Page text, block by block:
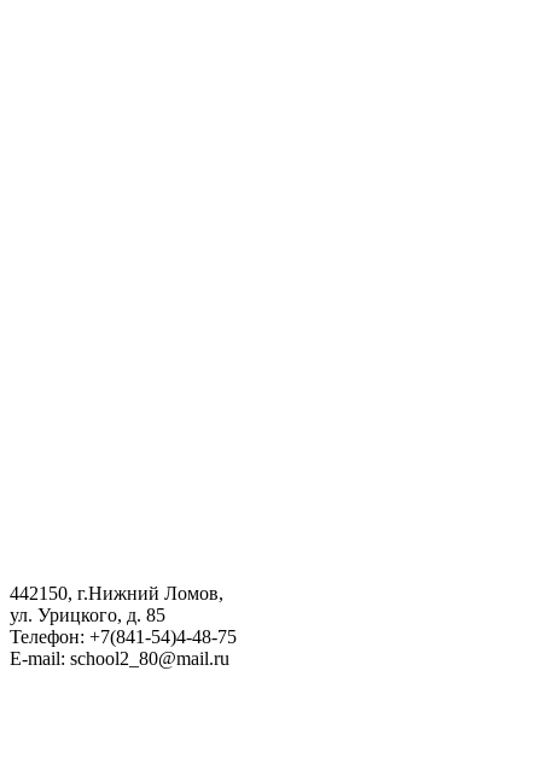
442150, г.Нижний Ломов,
ул. Урицкого, д. 85
Телефон: +7(841-54)4-48-75
E-mail: school2_80@mail.ru